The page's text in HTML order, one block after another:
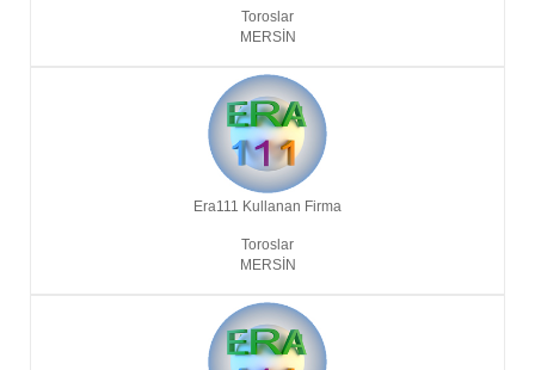
Toroslar
MERSIN
Era111 Kullanan Firma
Toroslar
MERSIN